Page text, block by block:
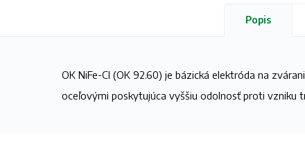
Popis
OK NiFe-Cl (OK 92.60) je bázická elektróda na
oceľovými poskytujúca vyššiu odolnosť proti vzniku